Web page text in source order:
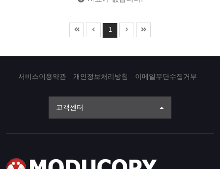
1
서비스이용약관 개인정보처리방침 이메일무단수집거부
고객센터